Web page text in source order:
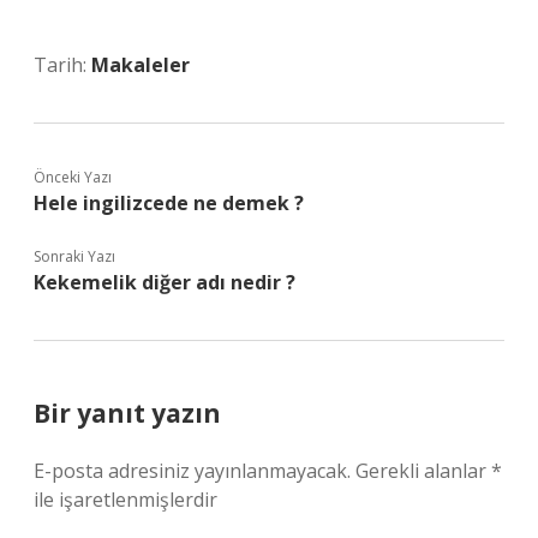
Tarih: Makaleler
Önceki Yazı
Hele ingilizcede ne demek ?
Sonraki Yazı
Kekemelik diğer adı nedir ?
Bir yanıt yazın
E-posta adresiniz yayınlanmayacak. Gerekli alanlar*
ile işaretlenmişlerdir